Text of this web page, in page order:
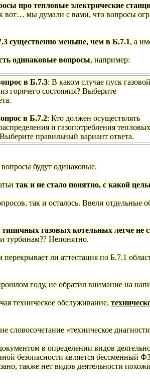
про тепловые электрические
вот… мы думали с вами, что вопросы
существенно меньше, чем в Б.7.1, а
одинаковые вопросы, например:
в Б.7.3: В каком случае пуск газовой
горячего состояния? Выберите
в Б.7.2: Кто должен осуществлять
и газопотребления тепловых
правильный вариант ответа.
будут одинаковые.
так и не стало понятно, с какой
так и осталось. Ввели отдельные
газовых котельных легче не
турбинам?? Непонятно.
перекрывает ли аттестация по Б.7.1
году, не обратил внимание на
техническое обслуживание,
словосочетание «техническое
в определении видов
безопасности является бессменный
также нет видов деятельности